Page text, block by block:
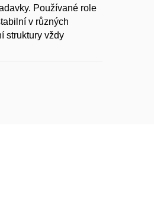
Používané role
v různých
struktury vždy